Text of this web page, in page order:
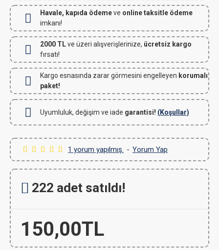
Havale, kapıda ödemeve online taksitle ödeme
imkanı!
2000 TLve üzeri alışverişlerinize, ücretsiz kargo
fırsatı!
Kargo esnasında zarar görmesini engelleyen korumalı
paket!
Uyumluluk, değişim ve iade garantisi! (Koşullar)
1 yorum yapılmış. - Yorum Yap
150,00TL
222 adet satıldı!